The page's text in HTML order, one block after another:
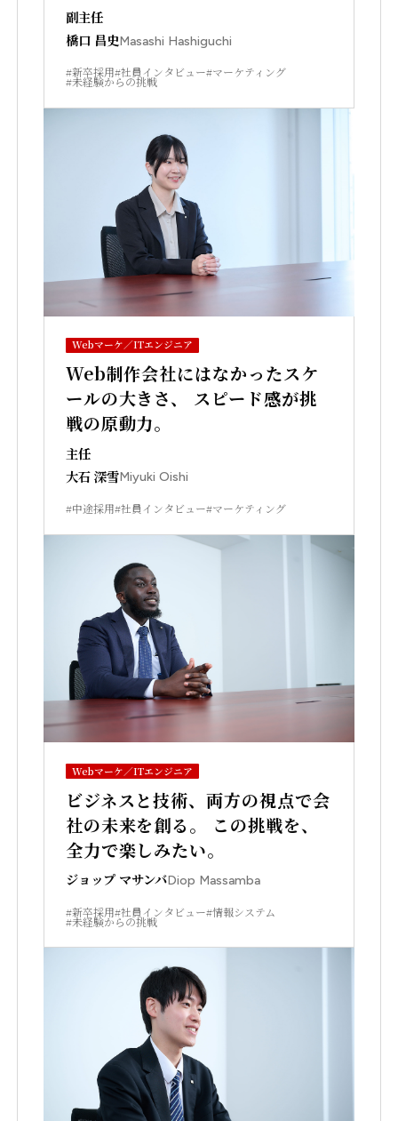
副主任
橋口 昌史Masashi Hashiguchi
#新卒採用#社員インタビュー#マーケティング
#未経験からの挑戦
Webマーケ／ITエンジニア
Web制作会社にはなかったスケ
ールの大きさ、 スピード感が挑
戦の原動力。
主任
大石 深雪Miyuki Oishi
#中途採用#社員インタビュー#マーケティング
Webマーケ／ITエンジニア
ビジネスと技術、両方の視点で会
社の未来を創る。 この挑戦を、
全力で楽しみたい。
ジョップ マサンバDiop Massamba
#新卒採用#社員インタビュー#情報システム
#未経験からの挑戦